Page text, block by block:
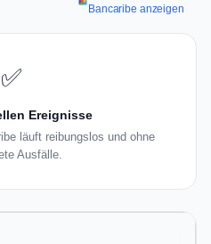
Bancaribe anzeigen
✅
Ereignisse
läuft reibungslos und ohne
Ausfälle.